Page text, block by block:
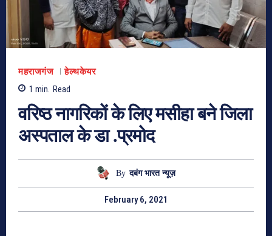
महराजगंज
हेल्थकेयर
1 min. Read
वरिष्ठ नागरिकों के लिए मसीहा बने जिला
अस्पताल के डा .प्रमोद
By दबंग भारत न्यूज़
February 6, 2021